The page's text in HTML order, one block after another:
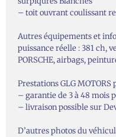
– toit ouvrant coulissant
Autres équipements et
puissance réelle : 381 ch,
PORSCHE, airbags,
Prestations GLG MOTORS
– garantie de 3 à 48 mois
– livraison possible sur
D’autres photos du